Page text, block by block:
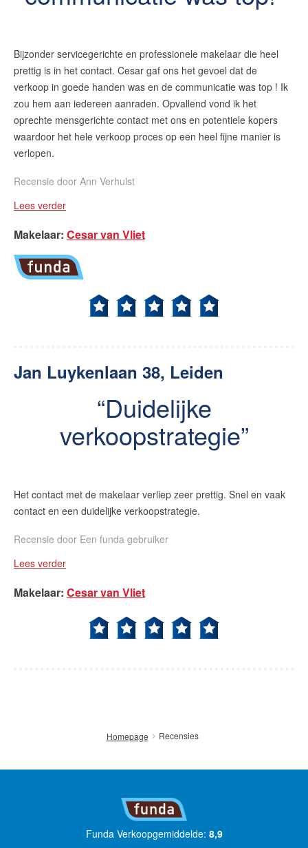
Bijzonder servicegerichte en professionele makelaar die heel
prettig is in het contact. Cesar gaf ons het gevoel dat de
verkoop in goede handen was en de communicatie was top ! Ik
zou hem aan iedereen aanraden. Opvallend vond ik het
oprechte mensgerichte contact met ons en potentiele kopers
waardoor het hele verkoop proces op een heel fijne manier is
verlopen.
Recensie door Ann Verhulst
Lees verder
Makelaar: Cesar van Vliet
Jan Luykenlaan 38, Leiden
Duidelijke
verkoopstrategie
Het contact met de makelaar verliep zeer prettig. Snel en vaak
contact en een duidelijke verkoopstrategie.
Recensie door Een funda gebruiker
Lees verder
Makelaar: Cesar van Vliet
Homepage Recensies
Funda Verkoopgemiddelde: 8,9